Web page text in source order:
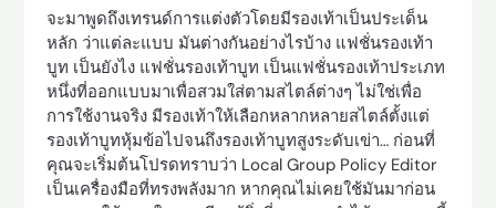
จะมาพูดถึงเทรนด์การแต่งตัวโดยมีรองเท้าเป็นประเด็น
หลัก ว่าแต่ละแบบ มันต่างกันอย่างไรบ้าง แฟชั่นรองเท้า
บูท เป็นยังไง แฟชั่นรองเท้าบูท เป็นแฟชั่นรองเท้าประเภท
หนึ่งที่ออกแบบมาเพื่อสวมใส่ตามสไตล์ต่างๆ ไม่ใช่เพื่อ
การใช้งานจริง มีรองเท้าให้เลือกหลากหลายสไตล์ตั้งแต่
รองเท้าบูทหุ้มข้อไปจนถึงรองเท้าบูทสูงระดับเข่า… ก่อนที่
คุณจะเริ่มต้นโปรดทราบว่า Local Group Policy Editor
เป็นเครื่องมือที่ทรงพลังมาก หากคุณไม่เคยใช้มันมาก่อน